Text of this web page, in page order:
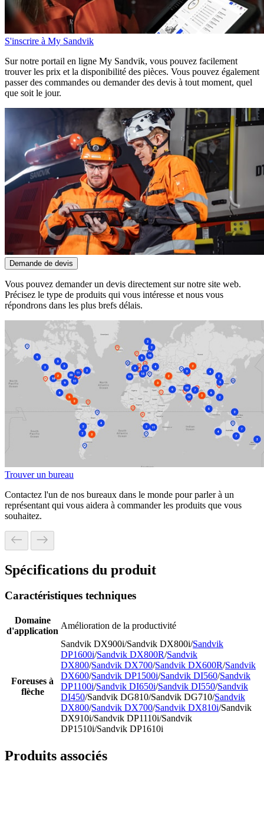
S'inscrire à My Sandvik
Sur notre portail en ligne My Sandvik, vous pouvez facilement
trouver les prix et la disponibilité des pièces. Vous pouvez également
passer des commandes ou demander des devis à tout moment, quel
que soit le jour.
Demande de devis
Vous pouvez demander un devis directement sur notre site web.
Précisez le type de produits qui vous intéresse et nous vous
répondrons dans les plus brefs délais.
Trouver un bureau
Contactez l'un de nos bureaux dans le monde pour parler à un
représentant qui vous aidera à commander les produits que vous
souhaitez.
Spécifications du produit
Caractéristiques techniques
Domaine
d'application
Amélioration de la productivité
Foreuses à
flèche
Sandvik DX900i/Sandvik DX800i/Sandvik
DP1600i/Sandvik DX800R/Sandvik
DX800/Sandvik DX700/Sandvik DX600R/Sandvik
DX600/Sandvik DP1500i/Sandvik DI560/Sandvik
DP1100i/Sandvik DI650i/Sandvik DI550/Sandvik
DI450/Sandvik DG810/Sandvik DG710/Sandvik
DX800/Sandvik DX700/Sandvik DX810i/Sandvik
DX910i/Sandvik DP1110i/Sandvik
DP1510i/Sandvik DP1610i
Produits associés